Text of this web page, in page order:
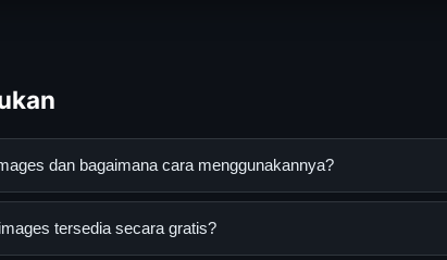
dan bagaimana cara menggunakannya?
layanan digital yang dirancang untuk membantu
tersedia secara gratis?